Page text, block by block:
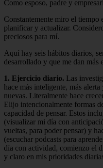
Como esposo, padre y
Constantemente miro el tiempo
planificar y actualizar.
preciosos para mí.
Aquí hay seis hábitos diarios,
desarrollado y que me dan más
1. Ejercicio diario. Las
hace más inteligente, más
nuevas. Literalmente hace
Elijo intencionalmente formas
capacidad de pensar. Estos
(visualizar mi día con
vueltas, para poder pensar) y
(escuchar podcasts para
día con actividad, comienzo el
y claro en mis prioridades